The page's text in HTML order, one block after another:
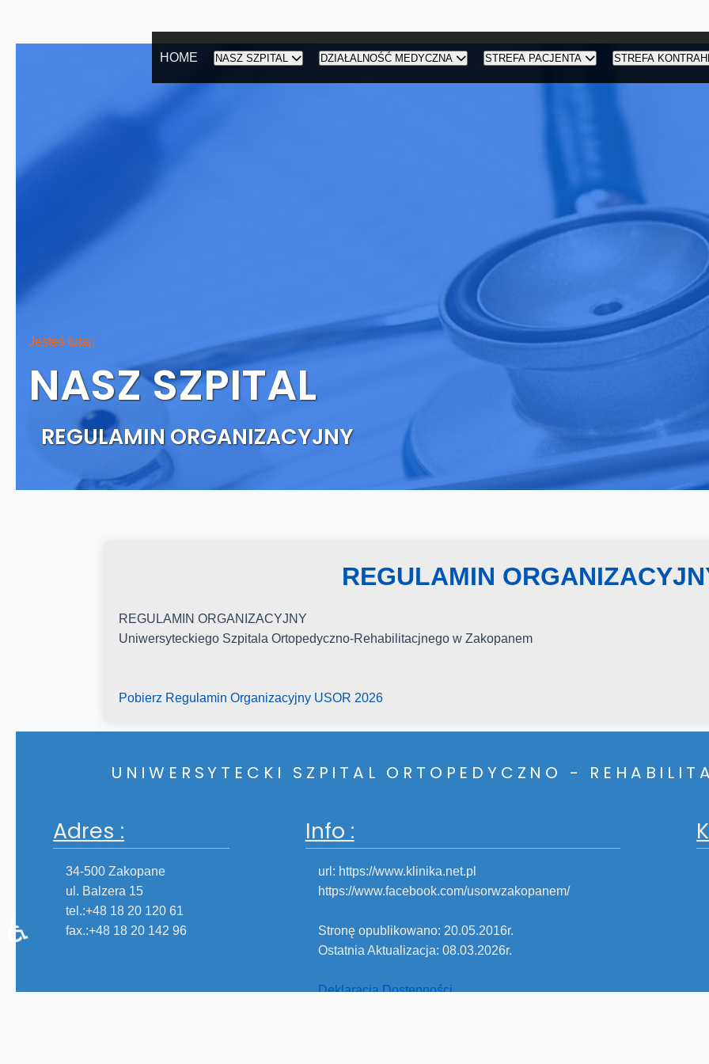
HOME NASZ SZPITAL DZIAŁALNOŚĆ MEDYCZNA STREFA PACJENTA STREFA
Jesteś tutaj:
NASZ SZPITAL
REGULAMIN ORGANIZACYJNY
REGULAMIN
REGULAMIN ORGANIZACYJNY
Uniwersyteckiego Szpitala Ortopedyczno-Rehabilitacjnego w Zakopanem
Pobierz Regulamin Organizacyjny USOR 2026
UNIWERSYTECKI SZPITAL ORTOPEDYCZNO -
Adres :
34-500 Zakopane
ul. Balzera 15
tel.:+48 18 20 120 61
fax.:+48 18 20 142 96
Info :
url: https://www.klinika.net.pl
https://www.facebook.com/usorwzakopanem/
Stronę opublikowano: 20.05.2016r.
Ostatnia Aktualizacja: 08.03.2026r.
Deklaracja Dostępności